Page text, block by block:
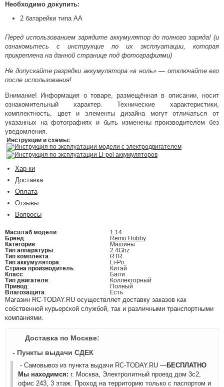
Необходимо докупить:
2 батарейки типа АА
Перед использованием зарядите аккумулятор до полного заряда! (и
ознакомьтесь с инструкцие по их эксплуатации, которая
прикреплена на данной странице под фотографиями)
Не допускайте разрядки аккумулятора «в ноль» — отключайте его
после использования!
Внимание! Информация о товаре, размещённая в описании, носит
ознакомительный характер. Технические характеристики,
комплектность, цвет и элементы дизайна могут отличаться от
указанных на фотографиях и быть изменены производителем без
уведомления.
Инструкции и схемы:
Инструкция по эксплуатации модели с электродвигателем
Инструкция по эксплуатации Li-pol аккумуляторов
Хар-ки
Доставка
Оплата
Отзывы
Вопросы
Масштаб модели:
1:14
Бренд:
Remo Hobby
Категория:
Машины
Тип аппаратуры:
2.4Ghz
Тип комплекта:
RTR
Тип аккумулятора:
Li-Po
Страна производитель:
Китай
Класс:
Багги
Тип двигателя:
Коллекторный
Привод:
Полный
Влагозащита: Есть
Магазин RC-TODAY.RU осуществляет доставку заказов как
собственной курьерской службой, так и различными транспортными
компаниями.
Доставка по Москве:
- Пункты выдачи СДЕК
- Самовывоз из пункта выдачи RC-TODAY.RU —БЕСПЛАТНО
Мы находимся: г. Москва, Электролитный проезд дом 3с2,
офис 243, 3 этаж. Проход на территорию только с паспортом и